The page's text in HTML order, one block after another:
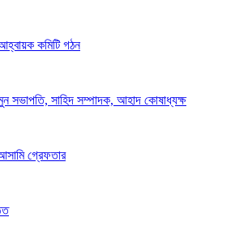
কমিটি গঠন
সভাপতি, সাহিদ সম্পাদক, আহাদ কোষাধ্যক্ষ
গ্রেফতার